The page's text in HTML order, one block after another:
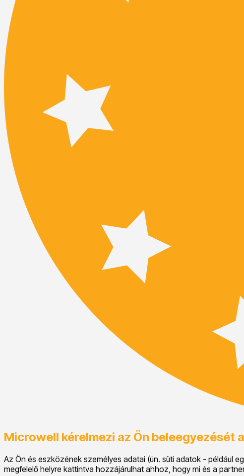
Microwell kérelmezi az Ön
Az Ön és eszközének személyes adatai (ún. süti adatok - például
megfelelő helyre kattintva hozzájárulhat ahhoz, hogy mi és a